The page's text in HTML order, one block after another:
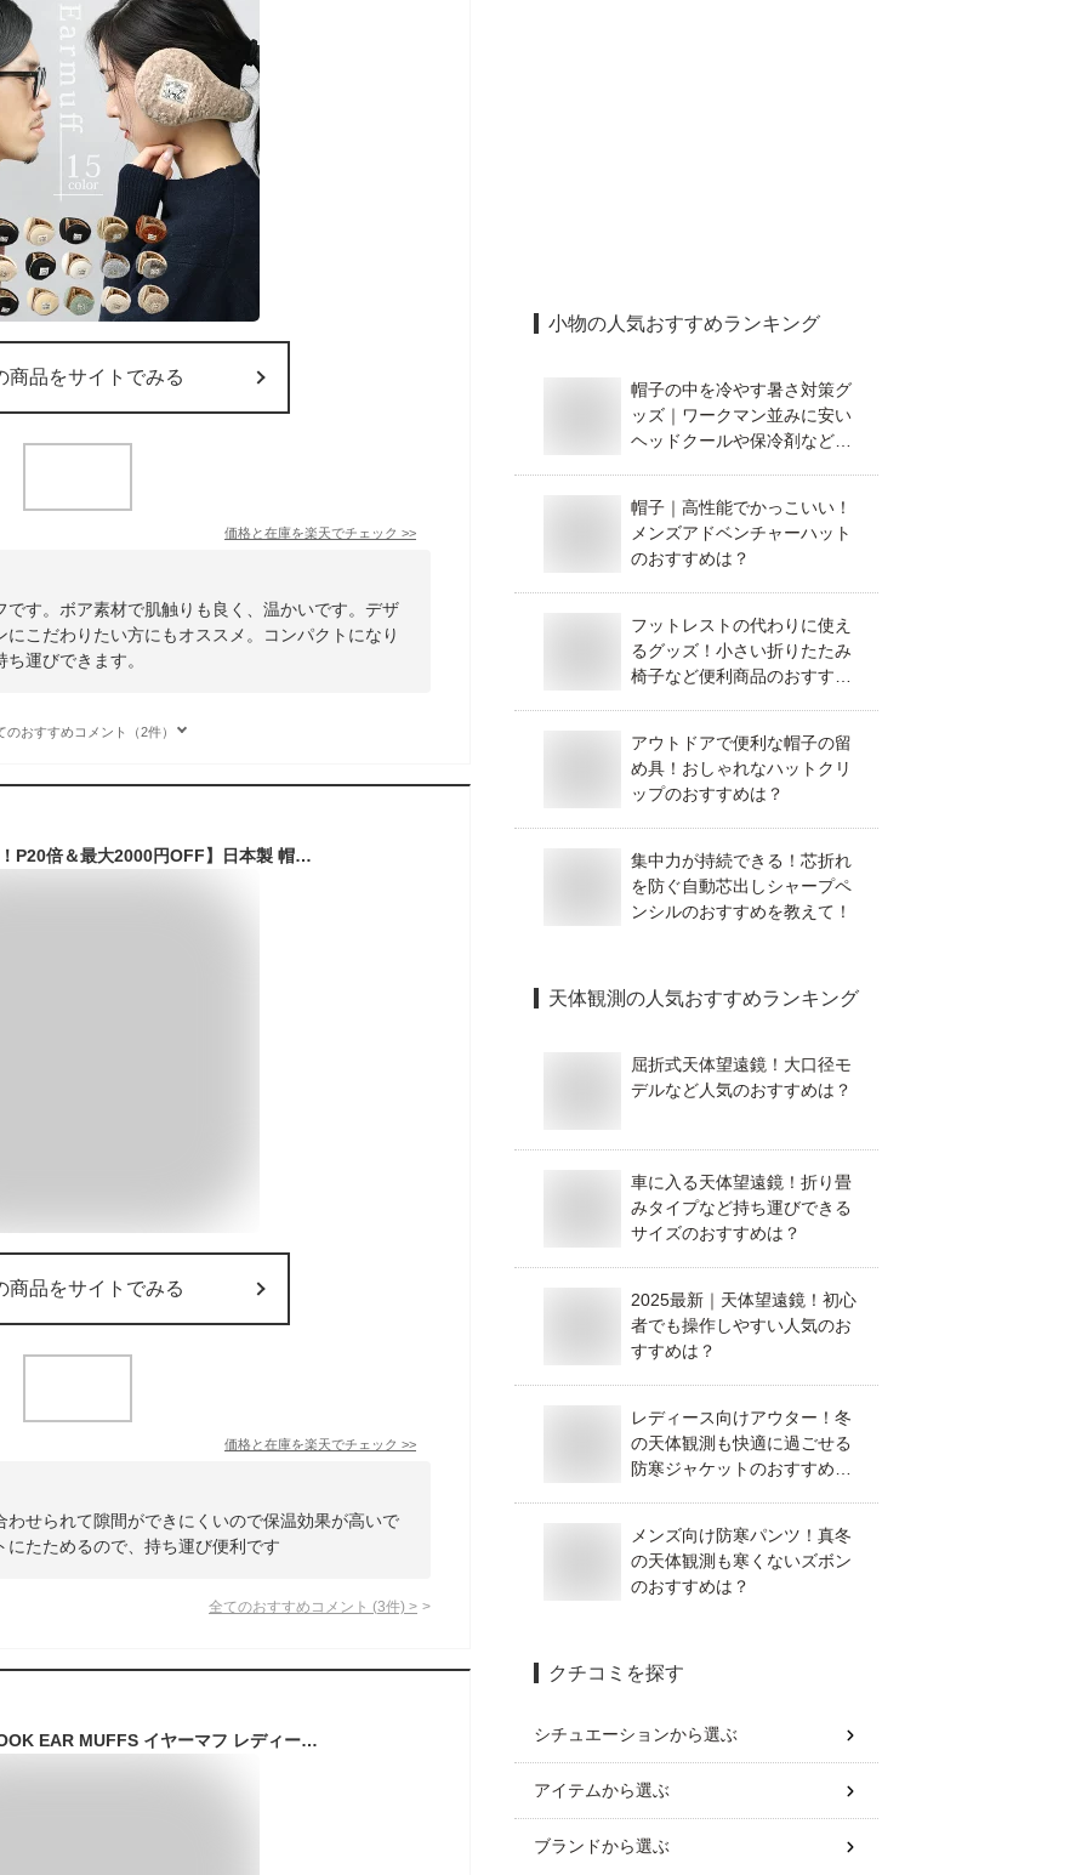
商品をサイトでみる
価格と在庫を楽天でチェック >>
す。ボア素材で肌触りも良く、温かいです。デザ
こだわりたい方にもオススメ。コンパクトになり
運びできます。
のおすすめコメント（2件）
【楽天スーパーSALE！P20倍＆最大2000円OFF】日本製 帽子 専門店 神戸堂 カシミヤ イヤーマフ コンパクト 折畳み メンズ レディース 耳あて 耳当て 男女兼用 フリー 裏起毛 サイズ調節 防寒 秋 冬 紳士 プレゼント ギフト クリスマス
商品をサイトでみる
価格と在庫を楽天でチェック >>
せられて隙間ができにくいので保温効果が高いで
たためるので、持ち運び便利です
全てのおすすめコメント (3件) >
EMU 耳当て ANGAHOOK EAR MUFFS イヤーマフ レディース シープスキン ボア 天然素材 保湿 通気性 折りたたみ 耳あて 折り畳み ふわふわ もこもこ おしゃれ かわいい 女性用 カジュアル ガーリー 羊毛 黒 白 青 全5色 ブラック ワンサイズ エミュー ブランド 正規品 W9403
小物の人気おすすめランキング
帽子の中を冷やす暑さ対策グ
ッズ｜ワークマン並みに安い
ヘッドクールや保冷剤などの
帽子｜高性能でかっこいい！
メンズアドベンチャーハット
のおすすめは？
フットレストの代わりに使え
るグッズ！小さい折りたたみ
椅子など便利商品のおすすめ
アウトドアで便利な帽子の留
め具！おしゃれなハットクリ
ップのおすすめは？
集中力が持続できる！芯折れ
を防ぐ自動芯出しシャープペ
ンシルのおすすめを教えて！
天体観測の人気おすすめランキング
屈折式天体望遠鏡！大口径モ
デルなど人気のおすすめは？
車に入る天体望遠鏡！折り畳
みタイプなど持ち運びできる
サイズのおすすめは？
2025最新｜天体望遠鏡！初心
者でも操作しやすい人気のお
すすめは？
レディース向けアウター！冬
の天体観測も快適に過ごせる
防寒ジャケットのおすすめ
メンズ向け防寒パンツ！真冬
の天体観測も寒くないズボン
のおすすめは？
クチコミを探す
シチュエーションから選ぶ
アイテムから選ぶ
ブランドから選ぶ